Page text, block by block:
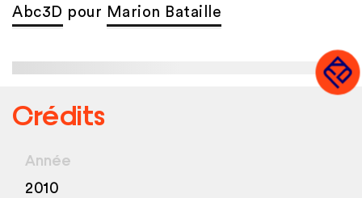
Abc3D pour Marion Bataille
Crédits
Année
2010